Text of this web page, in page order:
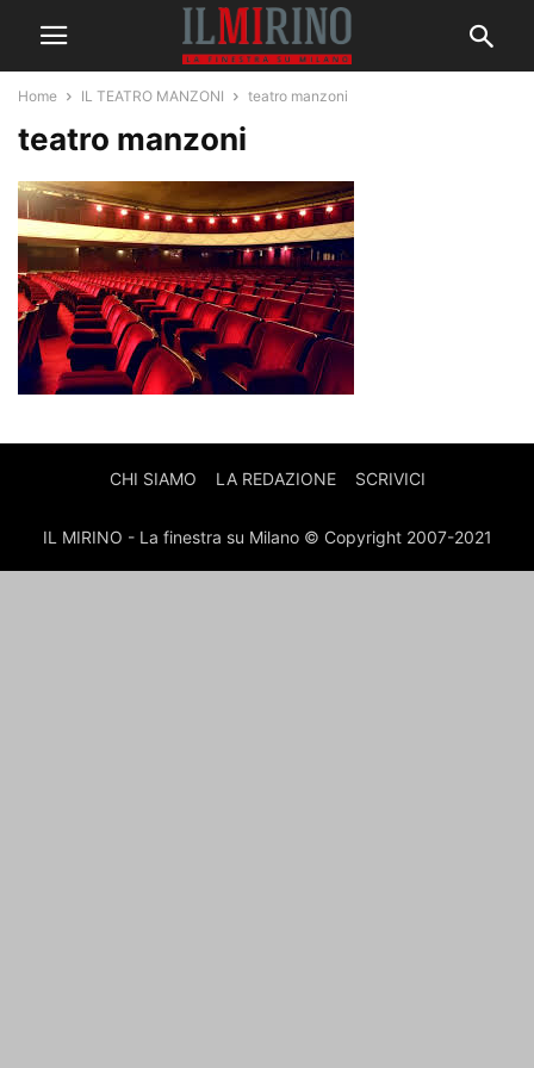
Home IL TEATRO MANZONI teatro manzoni
teatro manzoni
CHI SIAMO LA REDAZIONE SCRIVICI
IL MIRINO - La finestra su Milano © Copyright 2007-2021